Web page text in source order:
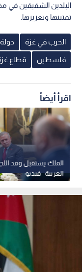
البلدين الشقيقين في
تمتينها وتعزيزها.
الحرب في غزة
فلسطين قطاع
اقرأ أيضاً
الملك يستقبل وفد
العربية -فيديو